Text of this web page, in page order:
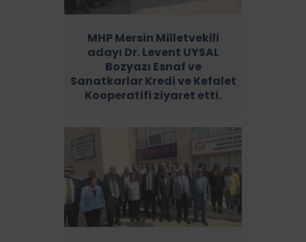
MHP Mersin Milletvekili
adayı Dr. Levent UYSAL
Bozyazı Esnaf ve
Sanatkarlar Kredi ve Kefalet
Kooperatifi ziyaret etti.